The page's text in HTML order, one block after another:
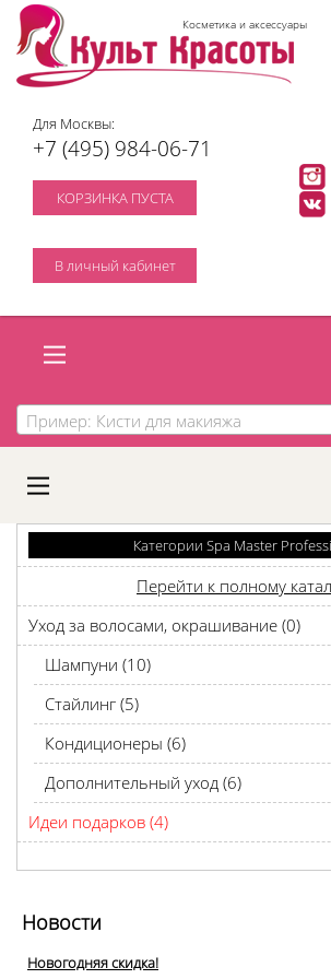
Косметика и аксессуары
Для Москвы:
+7 (495) 984-06-71
КОРЗИНКА ПУСТА
В личный кабинет
Пример: Кисти для макияжа
A
C
D
Категории Spa Master
Перейти к полному
Уход за волосами, окрашивание (0)
Шампуни (10)
Стайлинг (5)
Кондиционеры (6)
Дополнительный уход (6)
Идеи подарков (4)
Новости
Новогодняя скидка!